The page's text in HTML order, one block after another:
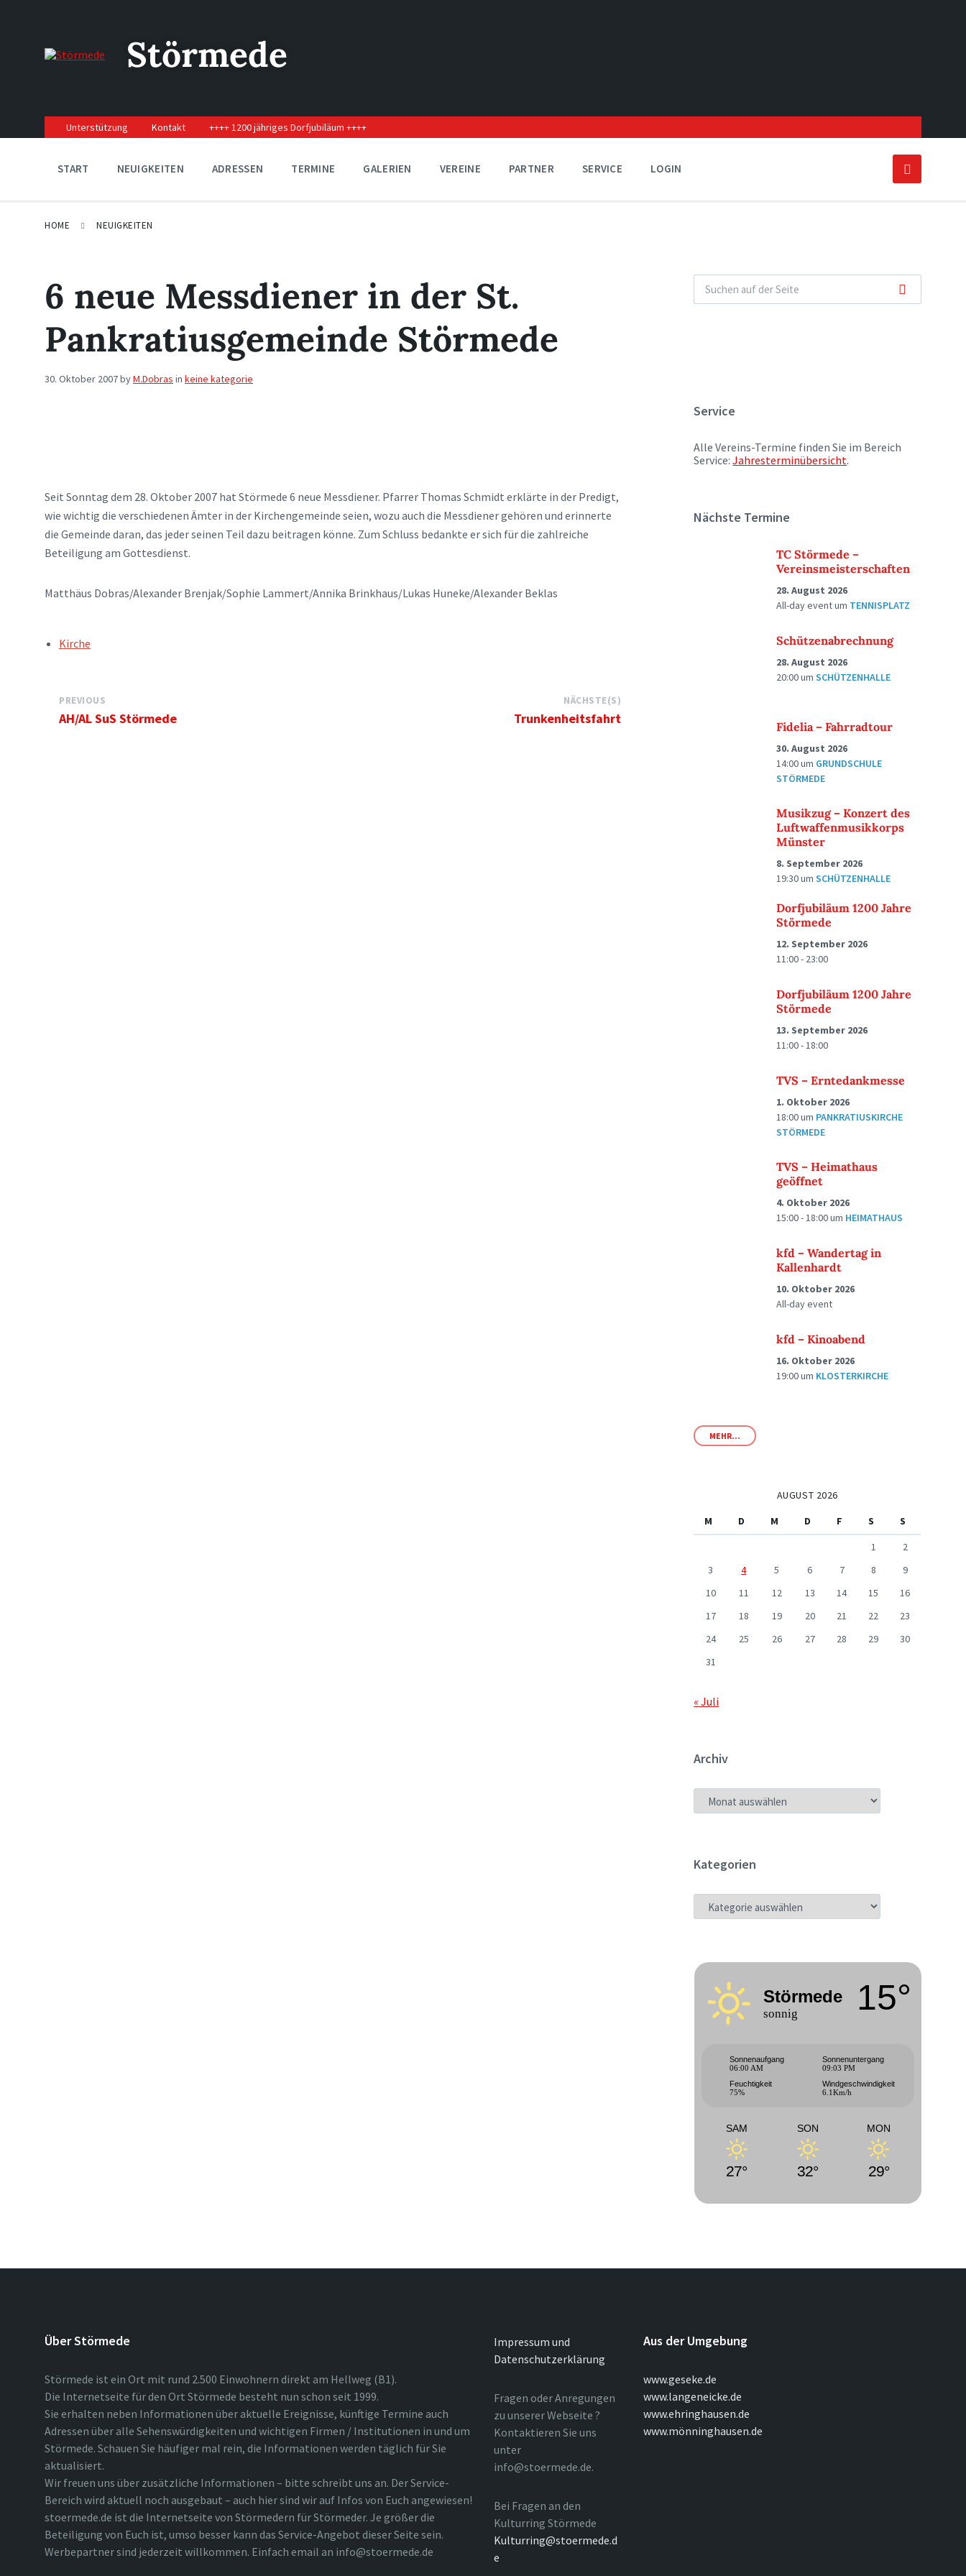
navigation
Störmede
Unterstützung Kontakt ++++ 1200 jähriges Dorfjubiläum ++++
START NEUIGKEITEN ADRESSEN TERMINE GALERIEN VEREINE PARTNER SERVICE LOGIN
HOME NEUIGKEITEN
6 neue Messdiener in der St.
Pankratiusgemeinde Störmede
30. Oktober 2007byM.Dobras in keine kategorie
Seit Sonntag dem 28. Oktober 2007 hat Störmede 6 neue Messdiener. Pfarrer Thomas Schmidt erklärte in der Predigt,
wie wichtig die verschiedenen Ämter in der Kirchengemeinde seien, wozu auch die Messdiener gehören und erinnerte
die Gemeinde daran, das jeder seinen Teil dazu beitragen könne. Zum Schluss bedankte er sich für die zahlreiche
Beteiligung am Gottesdienst.
Matthäus Dobras/Alexander Brenjak/Sophie Lammert/Annika Brinkhaus/Lukas Huneke/Alexander Beklas
TAGS:Kirche
PREVIOUS
AH/AL SuS Störmede
NÄCHSTE(S)
Trunkenheitsfahrt
Service
Alle Vereins-Termine finden Sie im Bereich
Service:Jahresterminübersicht.
Nächste Termine
TC Störmede –
Vereinsmeisterschaften
28. August 2026
All-day eventum TENNISPLATZ
Schützenabrechnung
28. August 2026
20:00umSCHÜTZENHALLE
Fidelia – Fahrradtour
30. August 2026
14:00um GRUNDSCHULE
STÖRMEDE
Musikzug – Konzert des
Luftwaffenmusikkorps
Münster
8. September 2026
19:30umSCHÜTZENHALLE
Dorfjubiläum 1200 Jahre
Störmede
12. September 2026
11:00 - 23:00
Dorfjubiläum 1200 Jahre
Störmede
13. September 2026
11:00 - 18:00
TVS – Erntedankmesse
1. Oktober 2026
18:00um PANKRATIUSKIRCHE
STÖRMEDE
TVS – Heimathaus
geöffnet
4. Oktober 2026
15:00 - 18:00um HEIMATHAUS
kfd – Wandertag in
Kallenhardt
10. Oktober 2026
All-day event
kfd – Kinoabend
16. Oktober 2026
19:00um KLOSTERKIRCHE
MEHR...
AUGUST 2026
M
D M D F S
S
1
2
3
4 5 6 7 8
9
10
11 12 13 14 15
16
17
18 19 20 21 22
23
24
25 26 27 28 29
30
31
« Juli
Archiv
ARCHIV
Kategorien
KATEGORIEN
Störmede
sonnig 15°
Sonnenaufgang
06:00 AM
Sonnenuntergang
09:03 PM
Feuchtigkeit
75%
Windgeschwindigkeit
6.1Km/h
SAM
27°
SON
32°
MON
29°
Über Störmede
Störmede ist ein Ort mit rund 2.500 Einwohnern direkt am Hellweg (B1).
Die Internetseite für den Ort Störmede besteht nun schon seit 1999.
Sie erhalten neben Informationen über aktuelle Ereignisse, künftige Termine auch
Adressen über alle Sehenswürdigkeiten und wichtigen Firmen / Institutionen in und um
Störmede. Schauen Sie häufiger mal rein, die Informationen werden täglich für Sie
aktualisiert.
Wir freuen uns über zusätzliche Informationen – bitte schreibt uns an. Der Service-
Bereich wird aktuell noch ausgebaut – auch hier sind wir auf Infos von Euch angewiesen!
stoermede.de ist die Internetseite von Störmedern für Störmeder. Je größer die
Beteiligung von Euch ist, umso besser kann das Service-Angebot dieser Seite sein.
Werbepartner sind jederzeit willkommen. Einfach email an info@stoermede.de
Impressum und
Datenschutzerklärung
Fragen oder Anregungen
zu unserer Webseite ?
Kontaktieren Sie uns
unter
info@stoermede.de.
Bei Fragen an den
Kulturring Störmede
Kulturring@stoermede.d
e
Aus der Umgebung
www.geseke.de
www.langeneicke.de
www.ehringhausen.de
www.mönninghausen.de